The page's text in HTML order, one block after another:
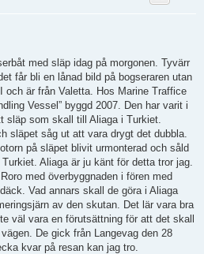
med släp idag på morgonen. Tyvärr
får bli en lånad bild på bogseraren utan
och är från Valetta. Hos Marine Traffice
Vessel” byggd 2007. Den har varit i
släp som skall till Aliaga i Turkiet.
släpet såg ut att vara drygt det dubbla.
på släpet blivit urmonterad och såld
Aliaga är ju känt för detta tror jag.
med överbyggnaden i fören med
Vad annars skall de göra i Aliaga
av den skutan. Det lär vara bra
väl vara en förutsättning för att det skall
De gick från Langevag den 28
kvar på resan kan jag tro.